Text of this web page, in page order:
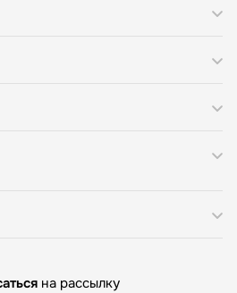
на рассылку